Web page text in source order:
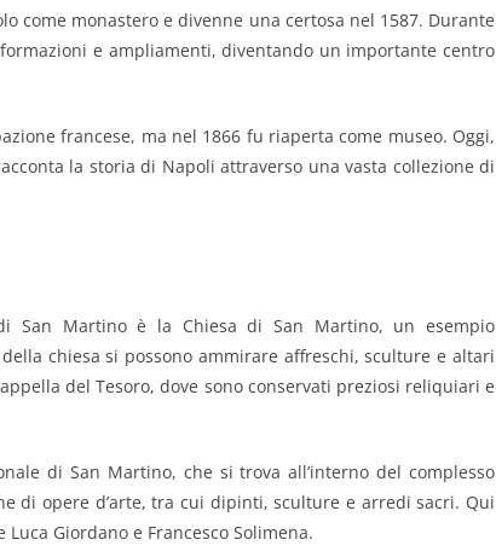
come monastero e divenne una certosa nel 1587. Durante
e ampliamenti, diventando un importante centro
francese, ma nel 1866 fu riaperta come museo. Oggi,
la storia di Napoli attraverso una vasta collezione di
San Martino è la Chiesa di San Martino, un esempio
chiesa si possono ammirare affreschi, sculture e altari
del Tesoro, dove sono conservati preziosi reliquiari e
di San Martino, che si trova all’interno del complesso
di opere d’arte, tra cui dipinti, sculture e arredi sacri. Qui
Giordano e Francesco Solimena.